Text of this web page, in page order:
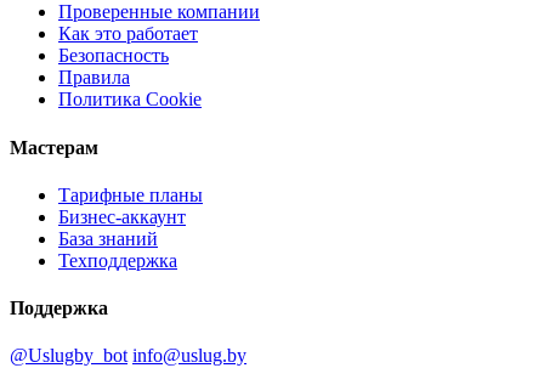
Проверенные компании
Как это работает
Безопасность
Правила
Политика Cookie
Мастерам
Тарифные планы
Бизнес-аккаунт
База знаний
Техподдержка
Поддержка
@Uslugby_bot info@uslug.by